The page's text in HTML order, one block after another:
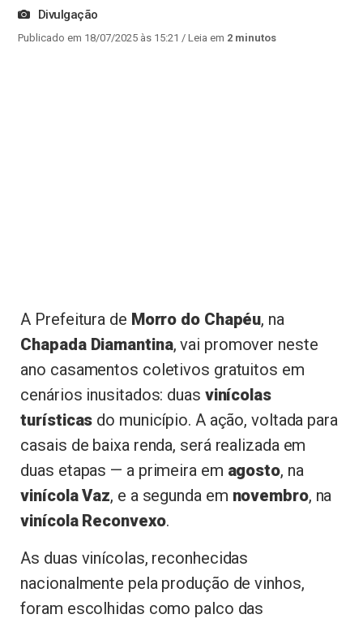
Divulgação
Publicado em 18/07/2025 às 15:21 / Leia em 2 minutos
A Prefeitura de Morro do Chapéu, na
Chapada Diamantina, vai promover neste
ano casamentos coletivos gratuitos em
cenários inusitados: duas vinícolas
turísticas do município. A ação, voltada para
casais de baixa renda, será realizada em
duas etapas — a primeira em agosto, na
vinícola Vaz, e a segunda em novembro, na
vinícola Reconvexo.
As duas vinícolas, reconhecidas
nacionalmente pela produção de vinhos,
foram escolhidas como palco das